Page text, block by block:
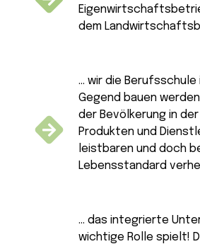
dem
... wir die
Gegend bauen
der Bevölkerung in
Produkten und
leistbaren und doch
Lebensstandard
... das integrierte
wichtige Rolle spielt!